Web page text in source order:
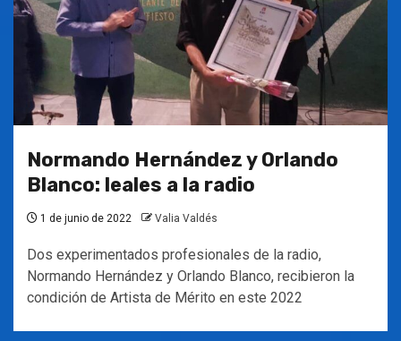
Normando Hernández y Orlando
Blanco: leales a la radio
1 de junio de 2022 Valia Valdés
Dos experimentados profesionales de la radio,
Normando Hernández y Orlando Blanco, recibieron la
condición de Artista de Mérito en este 2022